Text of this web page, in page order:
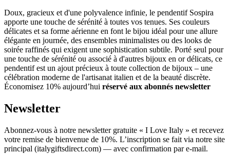
Doux, gracieux et d'une polyvalence infinie, le pendentif Sospira
apporte une touche de sérénité à toutes vos tenues. Ses couleurs
délicates et sa forme aérienne en font le bijou idéal pour une allure
élégante en journée, des ensembles minimalistes ou des looks de
soirée raffinés qui exigent une sophistication subtile. Porté seul pour
une touche de sérénité ou associé à d'autres bijoux en or délicats, ce
pendentif est un ajout précieux à toute collection de bijoux – une
célébration moderne de l'artisanat italien et de la beauté discrète.
Économisez 10% aujourd’hui réservé aux abonnés newsletter
Newsletter
Abonnez-vous à notre newsletter gratuite « I Love Italy » et recevez
votre remise de bienvenue de 10%. L’inscription se fait via notre site
principal (italygiftsdirect.com) — avec confirmation par e-mail.